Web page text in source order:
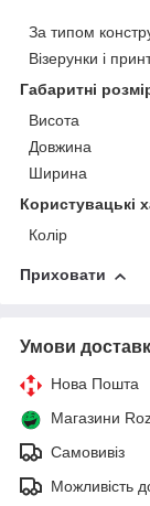
За типом
Візерунки і
Габаритні
Висота
Довжина
Ширина
Користувацькі
Колір
Приховати
Умови
Нова Пошта
Магазини
Самовивіз
Можливість